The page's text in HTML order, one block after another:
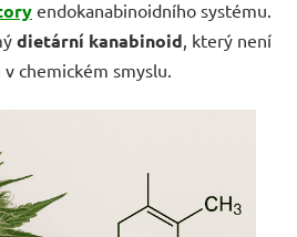
endokanabinoidního systému.
dietární kanabinoid, který není
chemickém smyslu.